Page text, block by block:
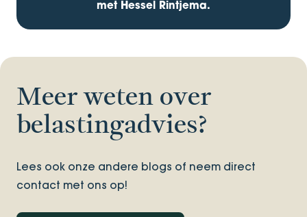
met Hessel Rintjema.
Meer weten over
belastingadvies?
Lees ook onze andere blogs of neem direct
contact met ons op!